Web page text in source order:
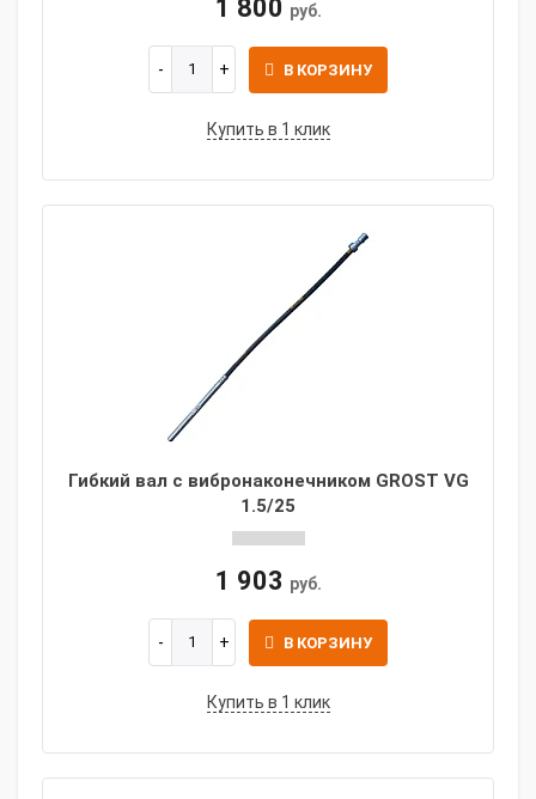
1 800 руб.
В КОРЗИНУ
Купить в 1 клик
Гибкий вал с вибронаконечником GROST VG
1.5/25
1 903 руб.
В КОРЗИНУ
Купить в 1 клик